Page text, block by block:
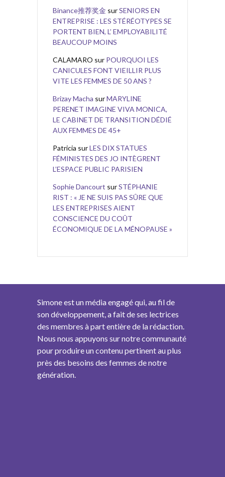
Binance推荐奖金 surSENIORS EN
ENTREPRISE : LES STÉRÉOTYPES SE
PORTENT BIEN, L’ EMPLOYABILITÉ
BEAUCOUP MOINS
CALAMARO sur POURQUOI LES
CANICULES FONT VIEILLIR PLUS
VITE LES FEMMES DE 50 ANS ?
Brizay Macha surMARYLINE
PERENET IMAGINE VIVA MONICA,
LE CABINET DE TRANSITION DÉDIÉ
AUX FEMMES DE 45+
Patricia surLES DIX STATUES
FÉMINISTES DES JO INTÈGRENT
L’ESPACE PUBLIC PARISIEN
Sophie Dancourt surSTÉPHANIE
RIST : « JE NE SUIS PAS SÛRE QUE
LES ENTREPRISES AIENT
CONSCIENCE DU COÛT
ÉCONOMIQUE DE LA MÉNOPAUSE »
Simone est un média engagé qui, au fil de
son développement, a fait de ses lectrices
des membres à part entière de la rédaction.
Nous nous appuyons sur notre communauté
pour produire un contenu pertinent au plus
près des besoins des femmes de notre
génération.